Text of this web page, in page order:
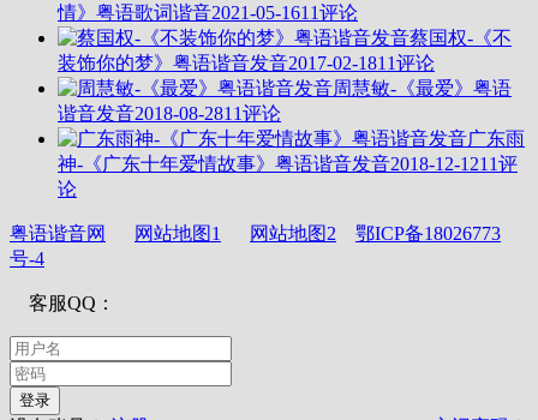
情》粤语歌词谐音2021-05-1611评论
蔡国权-《不
装饰你的梦》粤语谐音发音2017-02-1811评论
周慧敏-《最爱》粤语
谐音发音2018-08-2811评论
广东雨
神-《广东十年爱情故事》粤语谐音发音2018-12-1211评
论
粤语谐音网 网站地图1 网站地图2
鄂ICP备18026773
号-4
客服QQ：